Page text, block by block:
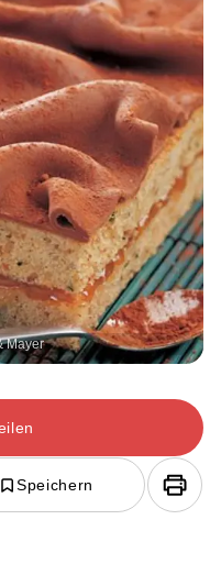
Mayer
Speichern